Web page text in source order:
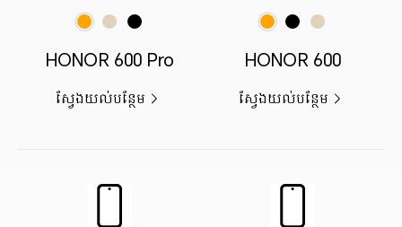
HONOR 600 Pro
ស្វែងយល់បន្ថែម
HONOR 600
ស្វែងយល់បន្ថែម